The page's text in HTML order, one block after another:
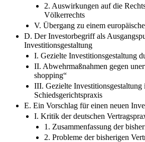
2. Auswirkungen auf die
Völkerrechts
V. Übergang zu einem
D. Der Investorbegriff als
Investitionsgestaltung
I. Gezielte Investitionsgestaltung
II. Abwehrmaßnahmen gegen
shopping“
III. Gezielte Investitionsgestaltung
Schiedsgerichtspraxis
E. Ein Vorschlag für einen neuen
I. Kritik der deutschen
1. Zusammenfassung der
2. Probleme der bisherigen